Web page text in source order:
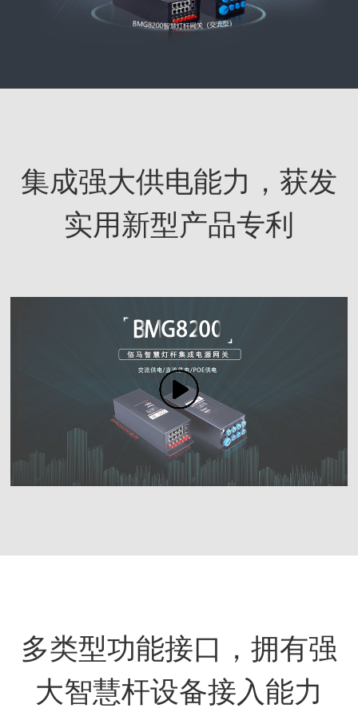
集成强大供电能力，获发
实用新型产品专利
多类型功能接口，拥有强
大智慧杆设备接入能力